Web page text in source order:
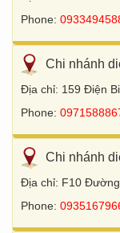
Phone:
Chi nhánh
Địa chỉ: 159 Điện
Phone:
Chi nhánh
Địa chỉ: F10
Phone: